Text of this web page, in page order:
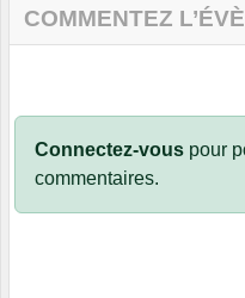
COMMENTEZ
Connectez-vous pour
commentaires.